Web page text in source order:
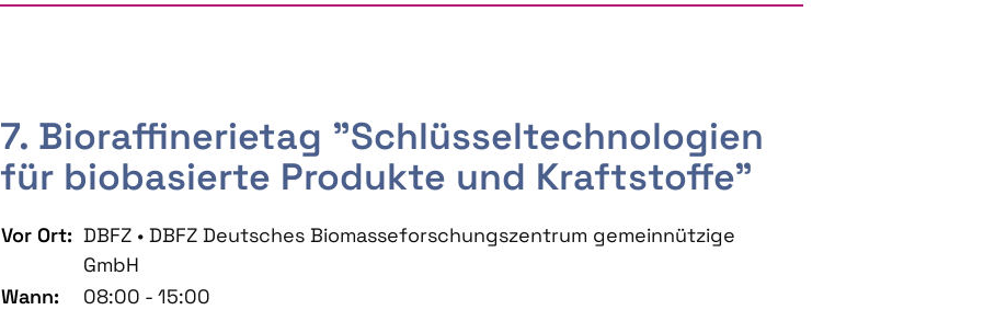
7. Bioraffinerietag "Schlüsseltechnologien
für biobasierte Produkte und Kraftstoffe"
Vor Ort: DBFZ • DBFZ Deutsches Biomasseforschungszentrum gemeinnützige
GmbH
Wann:
08:00 - 15:00